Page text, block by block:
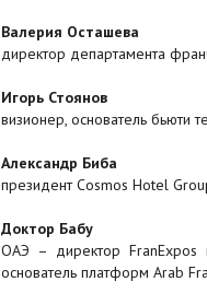
Валерия Осташева
директор департамента
Игорь Стоянов
визионер, основатель бьюти
Александр Биба
президент Cosmos Hotel
Доктор Бабу
ОАЭ – директор FranExpos
основатель платформ Arab